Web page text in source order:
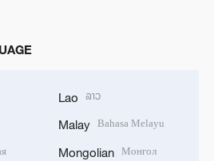
Lao ລາວ
Malay Bahasa Melayu
Mongolian Монгол